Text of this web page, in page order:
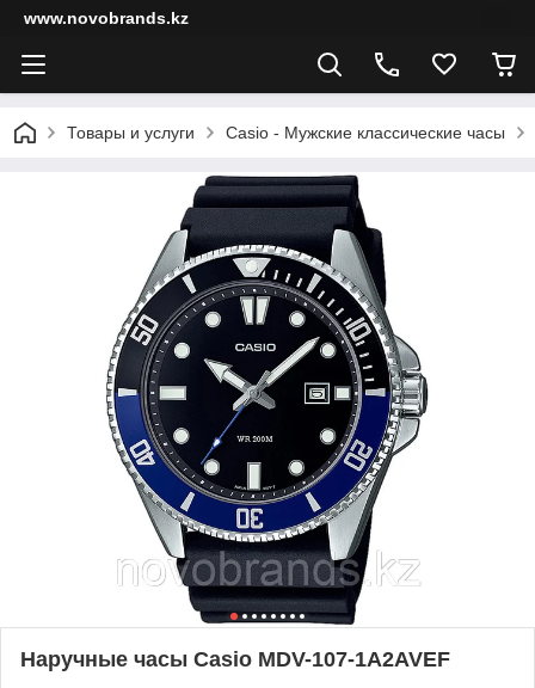
www.novobrands.kz
Товары и услуги Casio - Мужские классические часы
Наручные часы Casio MDV-107-1A2AVEF